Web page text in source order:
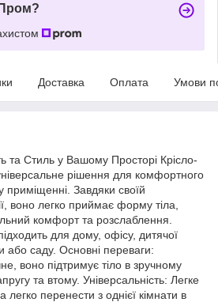
Доставка Оплата Умови
та Стиль у Вашому Просторі Крісло-
рішення для комфортного
приміщенні. Завдяки своїй
воно легко приймає форму тіла,
комфорт та розслаблення.
для дому, офісу, дитячої
або саду. Основні переваги:
воно підтримує тіло в зручному
та втому. Універсальність: Легке
перенести з однієї кімнати в